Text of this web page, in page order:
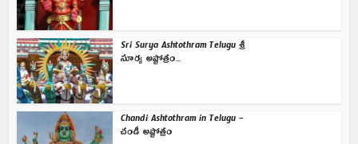
Sri Surya Ashtothram Telugu శ్రీ
సూర్య అష్టోత్రం...
Chandi Ashtothram in Telugu –
చండీ అష్టోత్రం